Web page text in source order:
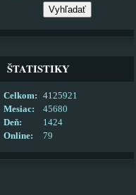
ŠTATISTIKY
Online: 79
Celkom:
4125921
Mesiac:
45680
Deň:
1424